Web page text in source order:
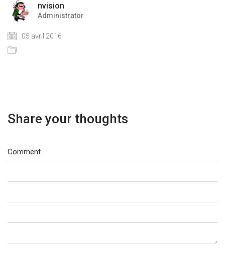
nvision
Administrator
05 avril 2016
Share your thoughts
Comment